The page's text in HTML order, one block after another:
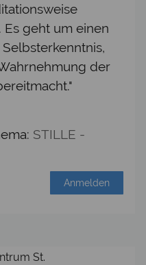
geht um einen
der
STILLE -
Anmelden
St.